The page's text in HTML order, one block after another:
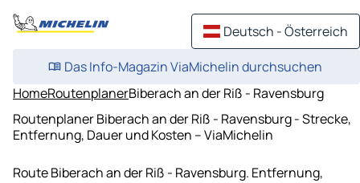
Deutsch - Österreich
Das Info-Magazin ViaMichelin durchsuchen
HomeRoutenplanerBiberach an der Riß - Ravensburg
Routenplaner Biberach an der Riß - Ravensburg - Strecke,
Entfernung, Dauer und Kosten – ViaMichelin
Route Biberach an der Riß - Ravensburg. Entfernung,